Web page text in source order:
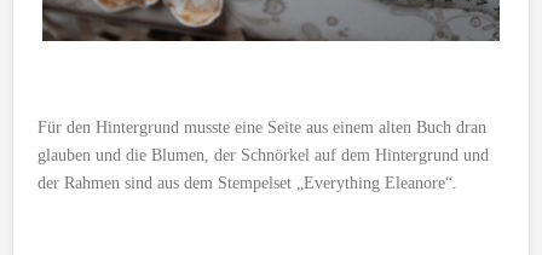
Für den Hintergrund musste eine Seite aus einem alten Buch dran
glauben und die Blumen, der Schnörkel auf dem Hintergrund und
der Rahmen sind aus dem Stempelset „Everything Eleanore“.